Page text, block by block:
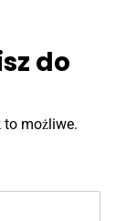
do
to możliwe.